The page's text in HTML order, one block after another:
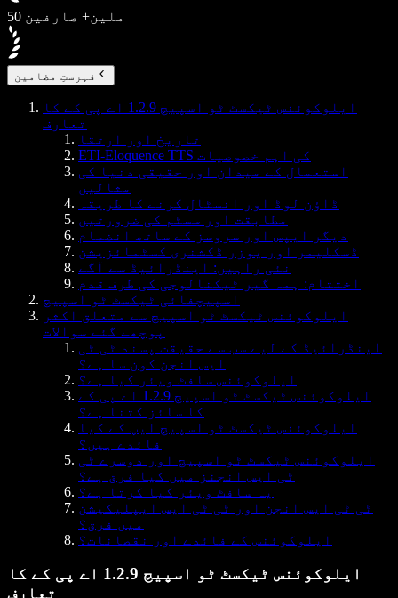
50 ملین+ صارفین
فہرستِ مضامین
ایلوکوئنس ٹیکسٹ ٹو اسپیچ 1.2.9 اے پی کے کا
تعارف
تاریخ اور ارتقا
ETI-Eloquence TTS کی اہم خصوصیات
استعمال کے میدان اور حقیقی دنیا کی
مثالیں
ڈاؤن لوڈ اور انسٹال کرنے کا طریقہ
مطابقت اور سسٹم کی ضرورتیں
دیگر ایپس اور سروسز کے ساتھ انضمام
ڈسکلیمر اور یوزر ڈکشنری کسٹمائزیشن
نئی راہیں: اینڈرائیڈ سے آگے
اختتام: ہمہ گیر ٹیکنالوجی کی طرف قدم
اسپیچفائی ٹیکسٹ ٹو اسپیچ
ایلوکوئنس ٹیکسٹ ٹو اسپیچ سے متعلق اکثر
پوچھے گئے سوالات
اینڈرائیڈ کے لیے سب سے حقیقت پسند ٹی ٹی
ایس انجن کون سا ہے؟
ایلوکوئنس سافٹ ویئر کیا ہے؟
ایلوکوئنس ٹیکسٹ ٹو اسپیچ 1.2.9 اے پی کے
کا سائز کتنا ہے؟
ایلوکوئنس ٹیکسٹ ٹو اسپیچ ایپ کے کیا
فائدے ہیں؟
ایلوکوئنس ٹیکسٹ ٹو اسپیچ اور دوسرے ٹی
ٹی ایس انجنز میں کیا فرق ہے؟
یہ سافٹ ویئر کیا کرتا ہے؟
ٹی ٹی ایس انجن اور ٹی ٹی ایس ایپلیکیشن
میں فرق؟
ایلوکوئنس کے فائدے اور نقصانات؟
ایلوکوئنس ٹیکسٹ ٹو اسپیچ 1.2.9 اے پی کے کا
تعارف